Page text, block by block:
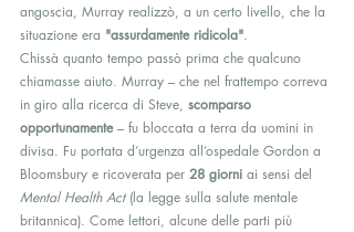
angoscia, Murray realizzò, a un certo livello, che la
situazione era "assurdamente ridicola".
Chissà quanto tempo passò prima che qualcuno
chiamasse aiuto. Murray – che nel frattempo correva
in giro alla ricerca di Steve, scomparso
opportunamente – fu bloccata a terra da uomini in
divisa. Fu portata d’urgenza all’ospedale Gordon a
Bloomsbury e ricoverata per 28 giorni ai sensi del
Mental Health Act (la legge sulla salute mentale
britannica). Come lettori, alcune delle parti più